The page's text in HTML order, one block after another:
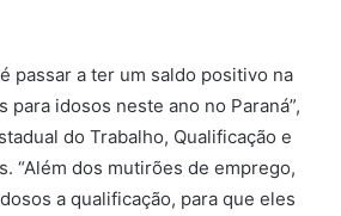
passar a ter um saldo positivo na
para idosos neste ano no Paraná”,
do Trabalho, Qualificação e
“Além dos mutirões de emprego,
a qualificação, para que eles